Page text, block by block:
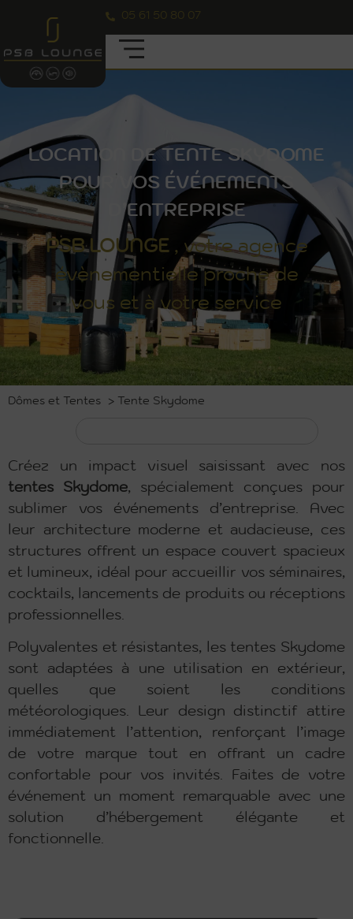
05 61 50 80 07
LOCATION DE TENTE SKYDOME
POUR VOS ÉVÉNEMENTS
D’ENTREPRISE
PSB LOUNGE, votre agence
évènementielle proche de
vous et à votre service
Dômes et Tentes > Tente Skydome
Créez un impact visuel saisissant avec nos
tentes Skydome, spécialement conçues pour
sublimer vos événements d’entreprise. Avec
leur architecture moderne et audacieuse, ces
structures offrent un espace couvert spacieux
et lumineux, idéal pour accueillir vos séminaires,
cocktails, lancements de produits ou réceptions
professionnelles.
Polyvalentes et résistantes, les tentes Skydome
sont adaptées à une utilisation en extérieur,
quelles que soient les conditions
météorologiques. Leur design distinctif attire
immédiatement l’attention, renforçant l’image
de votre marque tout en offrant un cadre
confortable pour vos invités. Faites de votre
événement un moment remarquable avec une
solution d’hébergement élégante et
fonctionnelle.